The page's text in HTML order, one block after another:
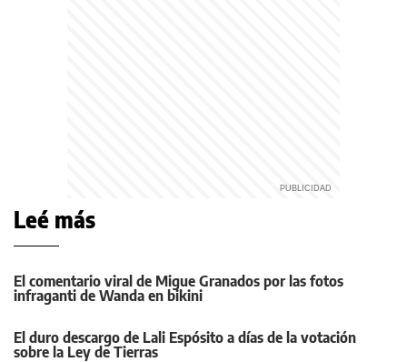
Leé más
El comentario viral de Migue Granados por las fotos
infraganti de Wanda en bikini
El duro descargo de Lali Espósito a días de la votación
sobre la Ley de Tierras